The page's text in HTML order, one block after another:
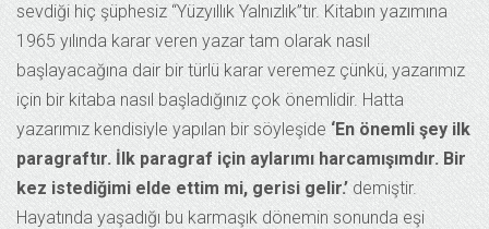
sevdiği hiç şüphesiz “Yüzyıllık Yalnızlık”tır. Kitabın yazımına
1965 yılında karar veren yazar tam olarak nasıl
başlayacağına dair bir türlü karar veremez çünkü, yazarımız
için bir kitaba nasıl başladığınız çok önemlidir. Hatta
yazarımız kendisiyle yapılan bir söyleşide ‘En önemli şey ilk
paragraftır. İlk paragraf için aylarımı harcamışımdır. Bir
kez istediğimi elde ettim mi, gerisi gelir.’ demiştir.
Hayatında yaşadığı bu karmaşık dönemin sonunda eşi